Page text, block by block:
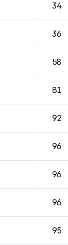
34
36
58
81
92
96
96
96
95